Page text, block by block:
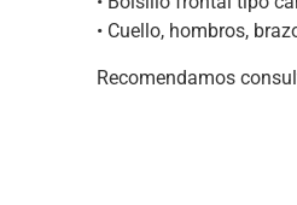
• Cuello, hombros,
Recomendamos